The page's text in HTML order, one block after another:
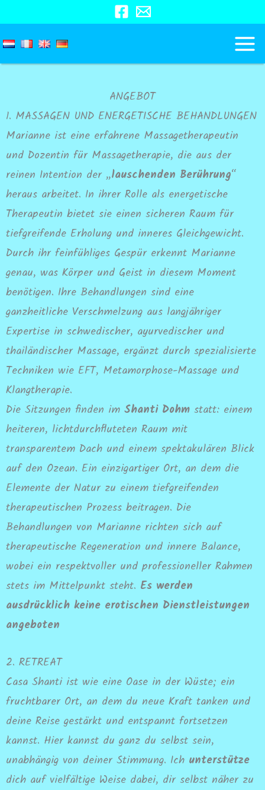
Inhalt
springen
ANGEBOT
1. MASSAGEN UND ENERGETISCHE BEHANDLUNGEN
Marianne ist eine erfahrene Massagetherapeutin
und Dozentin für Massagetherapie, die aus der
reinen Intention der „lauschenden Berührung“
heraus arbeitet. In ihrer Rolle als energetische
Therapeutin bietet sie einen sicheren Raum für
tiefgreifende Erholung und inneres Gleichgewicht.
Durch ihr feinfühliges Gespür erkennt Marianne
genau, was Körper und Geist in diesem Moment
benötigen. Ihre Behandlungen sind eine
ganzheitliche Verschmelzung aus langjähriger
Expertise in schwedischer, ayurvedischer und
thailändischer Massage, ergänzt durch spezialisierte
Techniken wie EFT, Metamorphose-Massage und
Klangtherapie.
Die Sitzungen finden im Shanti Dohm statt: einem
heiteren, lichtdurchfluteten Raum mit
transparentem Dach und einem spektakulären Blick
auf den Ozean. Ein einzigartiger Ort, an dem die
Elemente der Natur zu einem tiefgreifenden
therapeutischen Prozess beitragen. Die
Behandlungen von Marianne richten sich auf
therapeutische Regeneration und innere Balance,
wobei ein respektvoller und professioneller Rahmen
stets im Mittelpunkt steht. Es werden
ausdrücklich keine erotischen Dienstleistungen
angeboten
2. RETREAT
Casa Shanti ist wie eine Oase in der Wüste; ein
fruchtbarer Ort, an dem du neue Kraft tanken und
deine Reise gestärkt und entspannt fortsetzen
kannst. Hier kannst du ganz du selbst sein,
unabhängig von deiner Stimmung. Ich unterstütze
dich auf vielfältige Weise dabei, dir selbst näher zu